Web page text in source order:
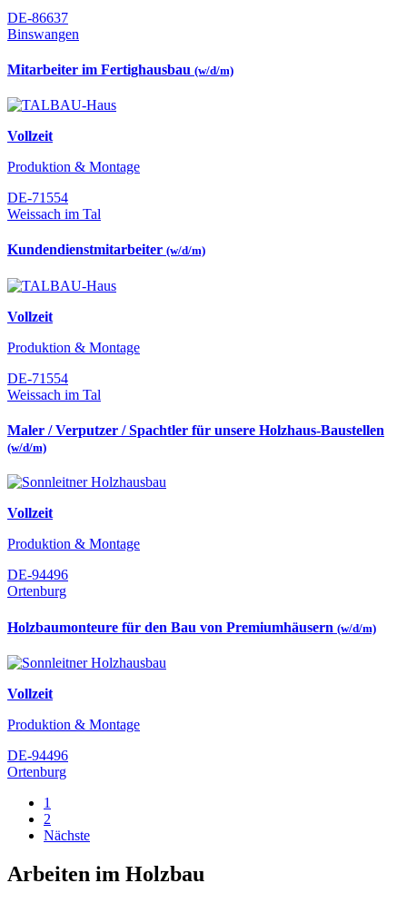
DE-86637
Binswangen
Mitarbeiter im Fertighausbau (w/d/m)
Vollzeit
Produktion & Montage
DE-71554
Weissach im Tal
Kundendienstmitarbeiter (w/d/m)
Vollzeit
Produktion & Montage
DE-71554
Weissach im Tal
Maler / Verputzer / Spachtler für unsere Holzhaus-Baustellen
(w/d/m)
Vollzeit
Produktion & Montage
DE-94496
Ortenburg
Holzbaumonteure für den Bau von Premiumhäusern (w/d/m)
Vollzeit
Produktion & Montage
DE-94496
Ortenburg
1
2
Nächste
Arbeiten im Holzbau